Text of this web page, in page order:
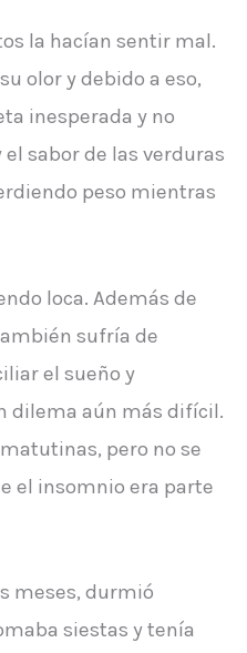
la hacían sentir mal.
olor y debido a eso,
inesperada y no
sabor de las verduras
peso mientras
loca. Además de
sufría de
el sueño y
dilema aún más difícil.
pero no se
el insomnio era parte
meses, durmió
siestas y tenía